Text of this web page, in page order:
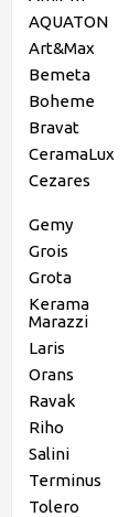
AQUATON
Art&Max
Bemeta
Boheme
Bravat
CeramaLux
Cezares
Gemy
Grois
Grota
Kerama
Marazzi
Laris
Orans
Ravak
Riho
Salini
Terminus
Tolero